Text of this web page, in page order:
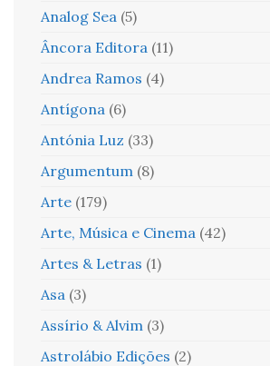
Analog Sea (5)
Âncora Editora (11)
Andrea Ramos (4)
Antígona (6)
Antónia Luz (33)
Argumentum (8)
Arte (179)
Arte, Música e Cinema (42)
Artes & Letras (1)
Asa (3)
Assírio & Alvim (3)
Astrolábio Edições (2)